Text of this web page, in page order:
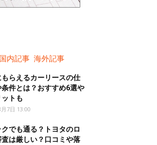
国内記事 海外記事
らえるカーリースの仕
件とは？おすすめ6選や
トも
7日 13:00
クでも通る？トヨタのロ
査は厳しい？口コミや落